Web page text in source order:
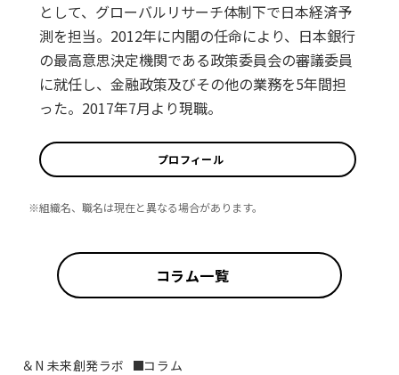
として、グローバルリサーチ体制下で日本経済予
測を担当。2012年に内閣の任命により、日本銀行
の最高意思決定機関である政策委員会の審議委員
に就任し、金融政策及びその他の業務を5年間担
った。2017年7月より現職。
プロフィール
※組織名、職名は現在と異なる場合があります。
コラム一覧
＆N 未来創発ラボ
コラム